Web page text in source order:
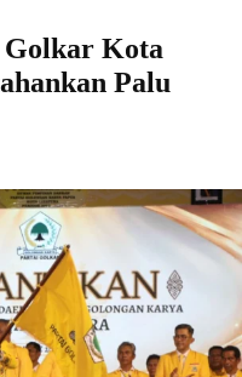
Kota
Palu